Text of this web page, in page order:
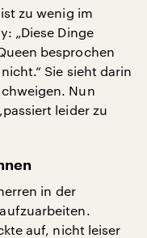
zu wenig im
„Diese Dinge
besprochen
Sie sieht darin
Nun
leider zu
in der
auf, nicht leiser